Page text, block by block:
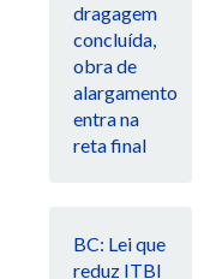
dragagem
concluída,
obra de
alargamento
entra na
reta final
BC: Lei que
reduz ITBI